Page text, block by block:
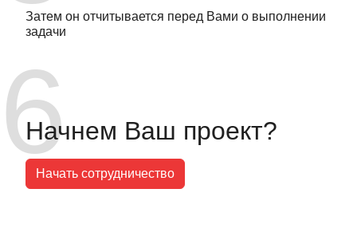
Затем он отчитывается перед Вами о выполнении
задачи
Начнем Ваш проект?
Начать сотрудничество